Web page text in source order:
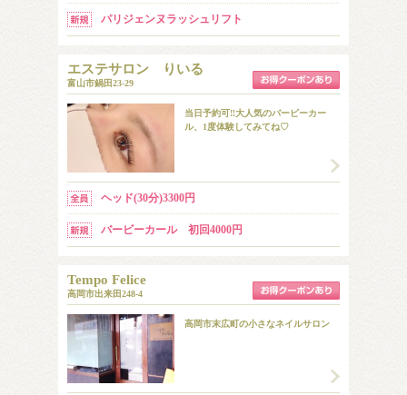
パリジェンヌラッシュリフト
エステサロン りいる
富山市鍋田23-29
当日予約可‼大人気のバービーカー
ル、1度体験してみてね♡
ヘッド(30分)3300円
バービーカール 初回4000円
Tempo Felice
高岡市出来田248-4
高岡市末広町の小さなネイルサロン